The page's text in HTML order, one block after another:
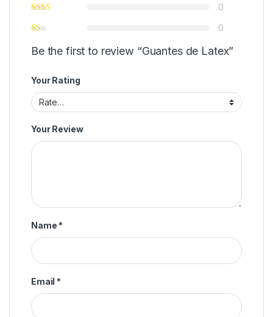
0
0
Be the first to review “Guantes de Latex”
Your Rating
Your Review
Name *
Email *